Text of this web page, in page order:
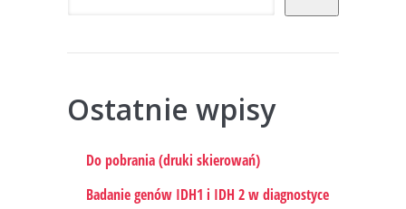
Ostatnie wpisy
Do pobrania (druki skierowań)
Badanie genów IDH1 i IDH 2 w diagnostyce